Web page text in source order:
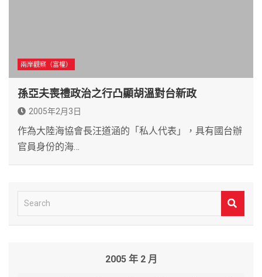
兩岸觀察（富權）
孫亞夫喪禮政治之行凸顯胡溫對台新政
2005年2月3日
作為大陸海協會長汪道涵的「私人代表」，具有國台辦
官員身份的海…
e
2005 年 2 月